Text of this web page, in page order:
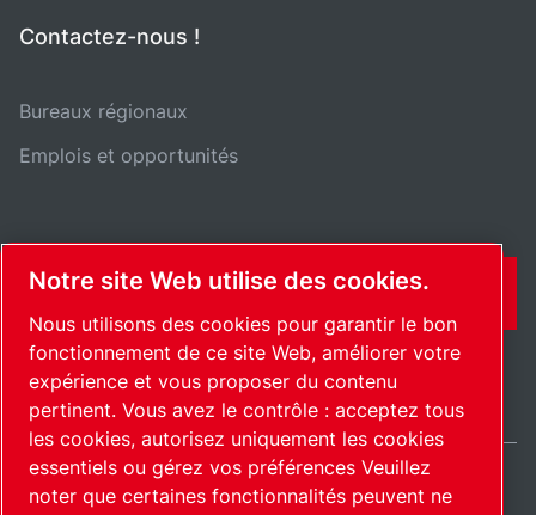
Contactez-nous !
Bureaux régionaux
Emplois et opportunités
CONTACT
France / FR
Notre site Web utilise des cookies.
Nous utilisons des cookies pour garantir le bon
fonctionnement de ce site Web, améliorer votre
expérience et vous proposer du contenu
pertinent. Vous avez le contrôle : acceptez tous
les cookies, autorisez uniquement les cookies
essentiels ou gérez vos préférences Veuillez
noter que certaines fonctionnalités peuvent ne